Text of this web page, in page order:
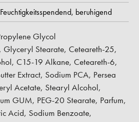
Feuchtigkeitsspendend, beruhigend
Glycol
Stearate, Ceteareth-25,
C15-19 Alkane, Ceteareth-6,
Extract, Sodium PCA, Persea
Acetate, Stearyl Alcohol,
GUM, PEG-20 Stearate, Parfum,
Acid, Sodium Benzoate,